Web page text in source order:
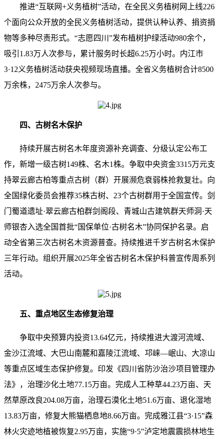
推进“互联网+义务植树”活动，在全民义务植树网上线226
个面向公众开放的全民义务植树活动，提供认种认养、捐资捐
物等多种尽责形式。“志愿四川”发布植树护绿活动980余个，
吸引1.83万人次参与，累计服务时长超6.25万小时。内江市
3·12义务植树活动获央视频现场直播。全省义务植树合计8500
万余株，2475万余人次参与。
四、古树名木保护
持续开展古树名木年度资源补充调查、分级认定公布工
作，新增一级古树149株、名木1株。争取中央资金3315万元支
持翠云廊古柏等重点古树（群）开展濒危衰弱株抢救复壮。向
全国绿化委员会推荐35株古树、23个古树群用于全国宣传。剑
门蜀道遗址·翠云廊古柏群剑阁段、青城山古建筑群天师洞·天
师银杏入选全国首批“国保单位·古树名木”协同保护名录。启
动全省第三次古树名木资源普查。持续推进千岁古树名木保护
三年行动。组织开展2025年全省古树名木保护科普宣传周系列
活动。
五、重点地区生态修复治理
争取中央预算内投资13.64亿元，持续推进大渡河流域、
金沙江流域、大巴山南麓和嘉陵江流域、邛崃—岷山、大凉山
等重点区域生态保护修复。印发《四川省防沙治沙项目管理办
法》，治理沙化土地77.15万亩。完成人工种草44.23万亩、天
然草原改良204.08万亩，治理石漠化土地51.6万亩、退化湿地
13.83万亩，修复大熊猫栖息地8.66万亩。完成雅江县“3·15”森
林火灾迹地植被恢复2.95万亩，实施“9·5”泸定地震震损林地生